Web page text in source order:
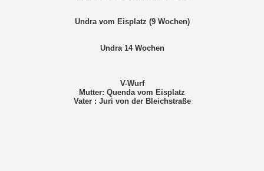
Undra vom Eisplatz (9 Wochen)
Undra 14 Wochen
V-Wurf
Mutter: Quenda vom Eisplatz
Vater : Juri von der Bleichstraße